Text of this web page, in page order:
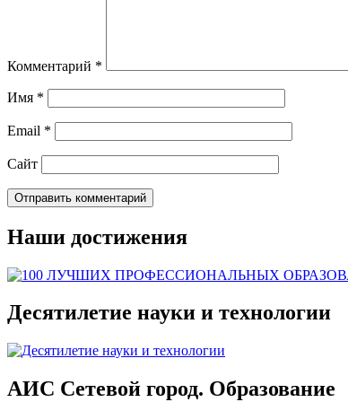
Комментарий *
Имя *
Email *
Сайт
Наши достижения
Десятилетие науки и технологии
АИС Сетевой город. Образование